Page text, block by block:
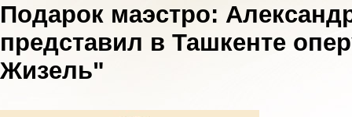
Подарок маэстро:
представил в Ташкенте
Жизель"